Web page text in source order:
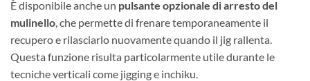
È disponibile anche un pulsante opzionale di arresto del
mulinello , che permette di frenare temporaneamente il
recupero e rilasciarlo nuovamente quando il jig rallenta.
Questa funzione risulta particolarmente utile durante le
tecniche verticali come jigging e inchiku.